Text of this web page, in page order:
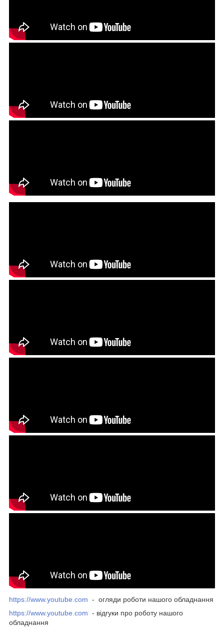
https://www.youtube.com - огляди роботи нашого обладнання
https://www.youtube.com - відгуки про роботу нашого
обладнання